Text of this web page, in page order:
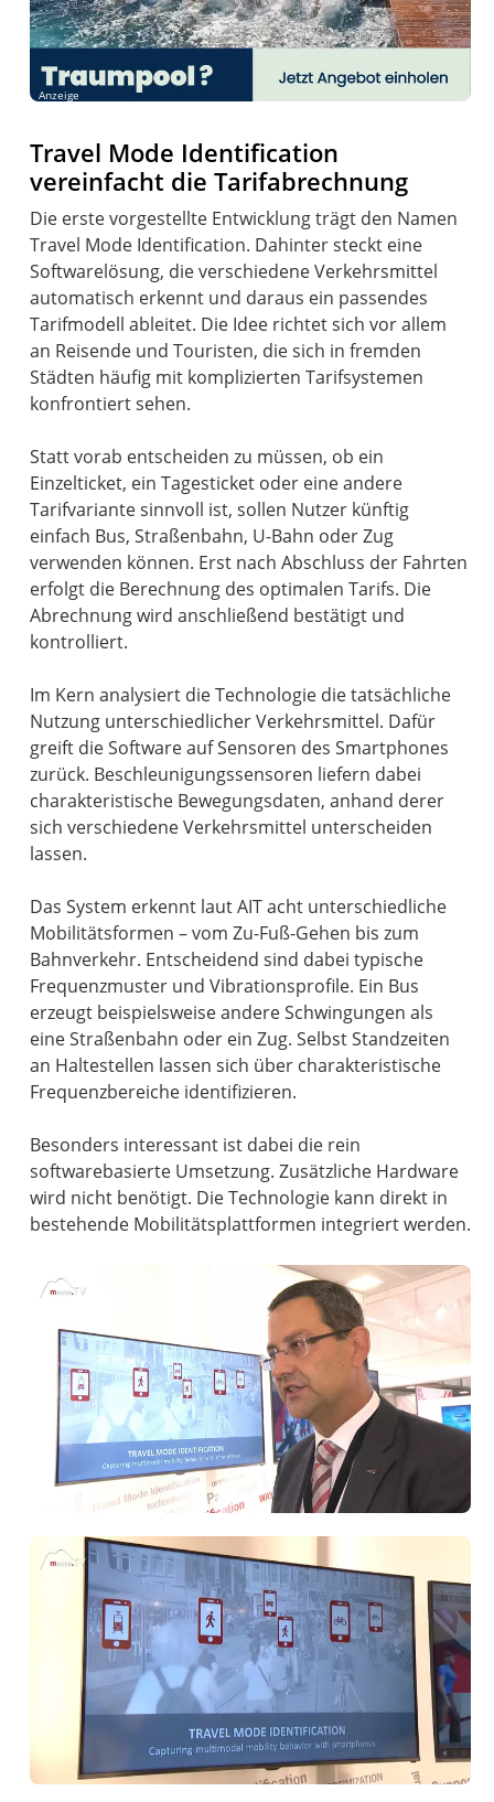
Anzeige
Travel Mode Identification
vereinfacht die Tarifabrechnung
Die erste vorgestellte Entwicklung trägt den Namen
Travel Mode Identification. Dahinter steckt eine
Softwarelösung, die verschiedene Verkehrsmittel
automatisch erkennt und daraus ein passendes
Tarifmodell ableitet. Die Idee richtet sich vor allem
an Reisende und Touristen, die sich in fremden
Städten häufig mit komplizierten Tarifsystemen
konfrontiert sehen.
Statt vorab entscheiden zu müssen, ob ein
Einzelticket, ein Tagesticket oder eine andere
Tarifvariante sinnvoll ist, sollen Nutzer künftig
einfach Bus, Straßenbahn, U-Bahn oder Zug
verwenden können. Erst nach Abschluss der Fahrten
erfolgt die Berechnung des optimalen Tarifs. Die
Abrechnung wird anschließend bestätigt und
kontrolliert.
Im Kern analysiert die Technologie die tatsächliche
Nutzung unterschiedlicher Verkehrsmittel. Dafür
greift die Software auf Sensoren des Smartphones
zurück. Beschleunigungssensoren liefern dabei
charakteristische Bewegungsdaten, anhand derer
sich verschiedene Verkehrsmittel unterscheiden
lassen.
Das System erkennt laut AIT acht unterschiedliche
Mobilitätsformen – vom Zu-Fuß-Gehen bis zum
Bahnverkehr. Entscheidend sind dabei typische
Frequenzmuster und Vibrationsprofile. Ein Bus
erzeugt beispielsweise andere Schwingungen als
eine Straßenbahn oder ein Zug. Selbst Standzeiten
an Haltestellen lassen sich über charakteristische
Frequenzbereiche identifizieren.
Besonders interessant ist dabei die rein
softwarebasierte Umsetzung. Zusätzliche Hardware
wird nicht benötigt. Die Technologie kann direkt in
bestehende Mobilitätsplattformen integriert werden.